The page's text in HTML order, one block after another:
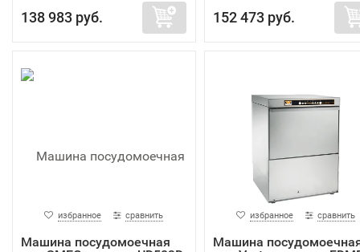
138 983 руб. 152 473 руб.
избранное сравнить
Машина посудомоечная
избранное сравнить
Машина